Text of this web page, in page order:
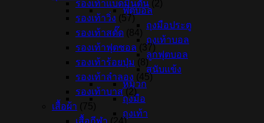
ฟุตบอล
ถุงมือประตู
ถุงเท้าบอล
ลูกฟุตบอล
สนับแข้ง
หมวก
ถุงมือ
ถุงเท้า
รองเท้าแบดมินตัน
รองเท้าวิ่ง
(57)
รองเท้าสตั๊ด
รองเท้าฟุตซอล
(37)
รองเท้าร้อยปุ่ม
(8)
รองเท้าลำลอง
(45)
รองเท้าบาส (2)
เสื้อผ้า
เสื้อกีฬา
(24)